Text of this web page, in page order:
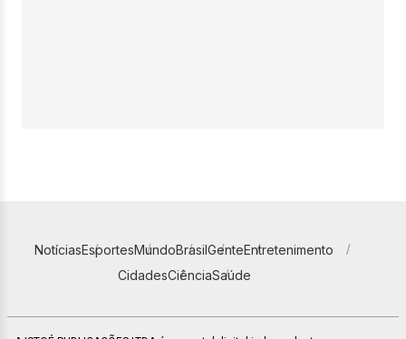
NotíciasEsportesMundoBrasilGenteEntretenimento
CidadesCiênciaSaúde